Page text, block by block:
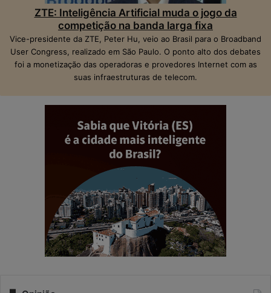
ZTE: Inteligência Artificial muda o jogo da
competição na banda larga fixa
Vice-presidente da ZTE, Peter Hu, veio ao Brasil para o Broadband
User Congress, realizado em São Paulo. O ponto alto dos debates
foi a monetização das operadoras e provedores Internet com as
suas infraestruturas de telecom.